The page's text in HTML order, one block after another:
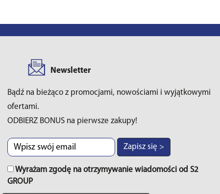
Newsletter
Bądź na bieżąco z promocjami, nowościami i wyjątkowymi
ofertami.
ODBIERZ BONUS na pierwsze zakupy!
Zapisz się >
Wyrażam zgodę na otrzymywanie wiadomości od S2
GROUP